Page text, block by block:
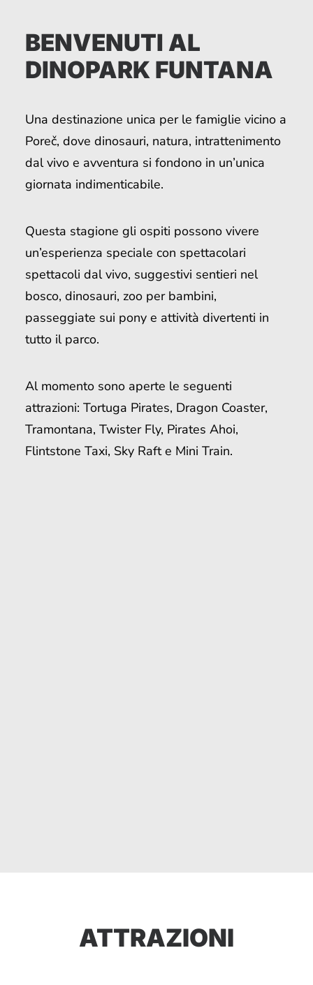
BENVENUTI AL
DINOPARK FUNTANA
Una destinazione unica per le famiglie vicino a
Poreč, dove dinosauri, natura, intrattenimento
dal vivo e avventura si fondono in un’unica
giornata indimenticabile.
Questa stagione gli ospiti possono vivere
un’esperienza speciale con spettacolari
spettacoli dal vivo, suggestivi sentieri nel
bosco, dinosauri, zoo per bambini,
passeggiate sui pony e attività divertenti in
tutto il parco.
Al momento sono aperte le seguenti
attrazioni: Tortuga Pirates, Dragon Coaster,
Tramontana, Twister Fly, Pirates Ahoi,
Flintstone Taxi, Sky Raft e Mini Train.
ATTRAZIONI